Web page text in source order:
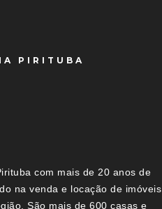
PIRITUBA
com mais de 20 anos de
na venda e locação de imóveis
São mais de 600 casas e